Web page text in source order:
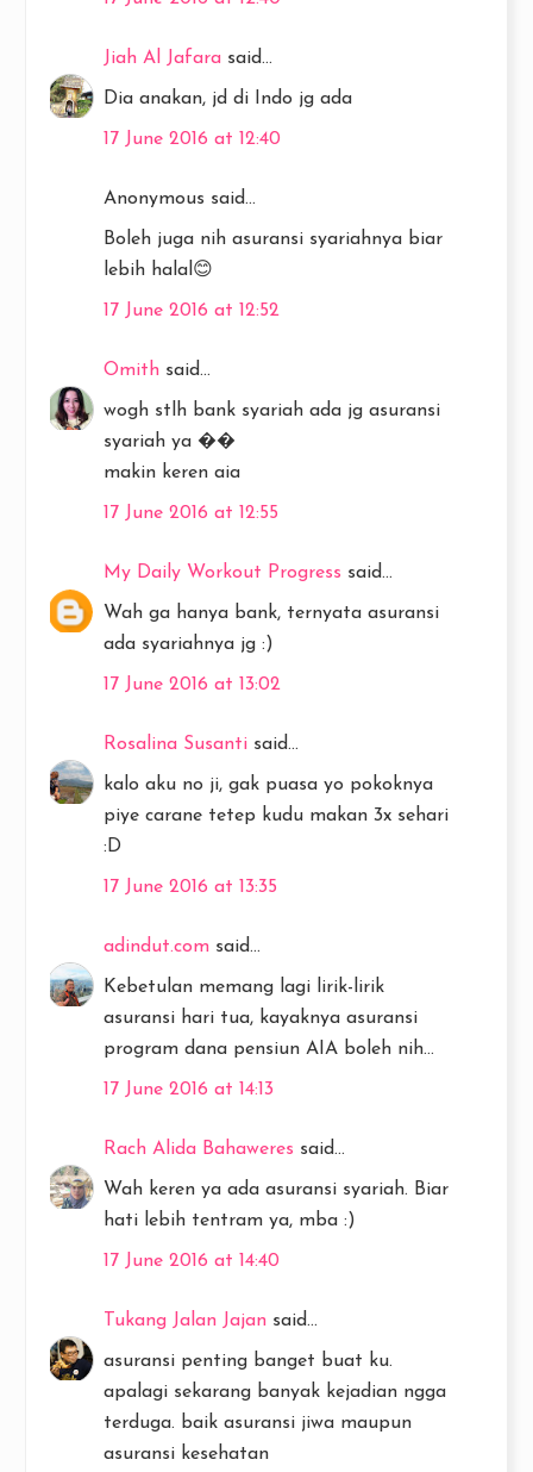
Jiah Al Jafara said...
Dia anakan, jd di Indo jg ada
17 June 2016 at 12:40
Anonymous said...
Boleh juga nih asuransi syariahnya biar
lebih halal😊
17 June 2016 at 12:52
Omith said...
wogh stlh bank syariah ada jg asuransi
syariah ya ��
makin keren aia
17 June 2016 at 12:55
My Daily Workout Progress said...
Wah ga hanya bank, ternyata asuransi
ada syariahnya jg :)
17 June 2016 at 13:02
Rosalina Susanti said...
kalo aku no ji, gak puasa yo pokoknya
piye carane tetep kudu makan 3x sehari
:D
17 June 2016 at 13:35
adindut.com said...
Kebetulan memang lagi lirik-lirik
asuransi hari tua, kayaknya asuransi
program dana pensiun AIA boleh nih...
17 June 2016 at 14:13
Rach Alida Bahaweres said...
Wah keren ya ada asuransi syariah. Biar
hati lebih tentram ya, mba :)
17 June 2016 at 14:40
Tukang Jalan Jajan said...
asuransi penting banget buat ku.
apalagi sekarang banyak kejadian ngga
terduga. baik asuransi jiwa maupun
asuransi kesehatan